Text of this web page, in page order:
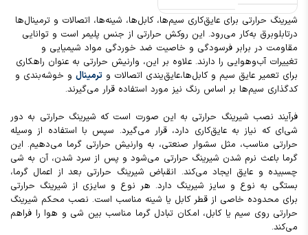
شیرینگ حرارتی برای عایق‌کاری سیم‌ها، کابل‌ها، شینه‌ها، اتصالات و ترمینال‌ها
درتابلوبرق به‌کار می‌رود. این روکش‌ حرارتی از جنس پلیمر است و توانایی
مقاومت در برابر فرسودگی و خاصیت ضد خوردگی مواد شیمیایی و
تغییرات آب‌وهوایی را دارند. علاوه بر این، وارنیش حرارتی به عنوان راهکاری
برای تعمیر عایق سیم‌ و کابل‌ها،عایق‌یندی اتصالات و ترمینال و خوشه‌بندی و
کدگذاری سیم‌ها بر اساس رنگ نیز مورد استفاده قرار می‌گیرند.
فرآیند نصب شیرینگ حرارتی به این صورت است که شیرینگ حرارتی به دور
شی‌ای که نیاز به عایق‌کاری دارد، قرار می‌گیرد. سپس با استفاده از وسیله
حرارتی مناسب، مثل سشوار صنعتی، به وارنیش حرارتی گرما می‌دهیم. این
گرما باعث نرم شدن شیرینگ حرارتی می‌شود و پس از سرد شدن، آن به شی
چسبیده و عایق ایجاد می‌کند. انقباض شیرینگ حرارتی بعد از اعمال گرما،
بستگی به نوع و سایز شیرینگ دارد. هر نوع و سایزی از شیرینگ حرارتی
برای محدوده خاصی از قطر کابل یا شینه مناسب است. نصب محکم شیرینگ
حرارتی روی سیم یا کابل، امکان تبادل گرما مناسب بین شی و هوا را فراهم
می‌کند.